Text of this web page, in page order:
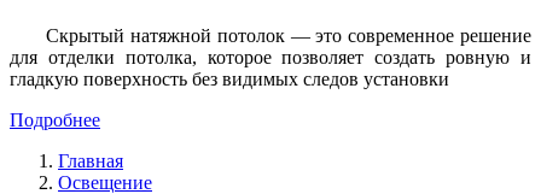
Скрытый натяжной потолок — это современное решение
для отделки потолка, которое позволяет создать ровную и
гладкую поверхность без видимых следов установки
Подробнее
Главная
Освещение